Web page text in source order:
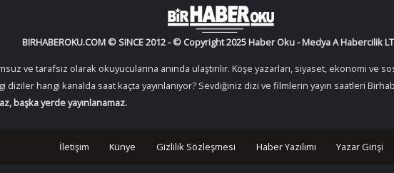
BIRHABEROKU.COM © SINCE 2012 - © Copyright 2025 Haber Oku - Medya A Habercilik
ve tarafsız olarak okuyucularına anında ulaştırılır. Köşe yazarları, siyaset, ekonomi ve
diziler hangi kanalda saat kaçta yayınlanıyor? Sevdiğiniz dizi ve filmlerin yayın saatleri
başka yerde yayınlanamaz.
İletişim Künye Gizlilik Sözleşmesi Haber Yazılımı Yazar Girişi